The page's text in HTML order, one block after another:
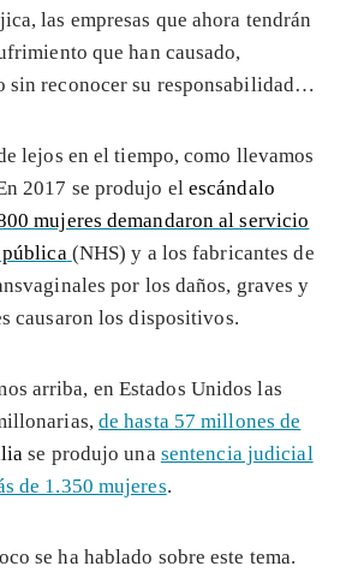
las empresas que ahora tendrán
que han causado,
sin reconocer su responsabilidad…
lejos en el tiempo, como llevamos
2017 se produjo el escándalo
mujeres demandaron al servicio
(NHS) y a los fabricantes de
por los daños, graves y
causaron los dispositivos.
arriba, en Estados Unidos las
de hasta 57 millones de
se produjo una sentencia judicial
de 1.350 mujeres.
se ha hablado sobre este tema.